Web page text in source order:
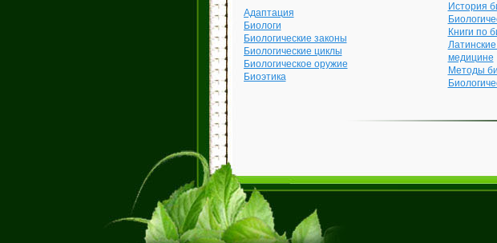
Адаптация
Биологи
Биологические законы
Биологические циклы
Биологическое оружие
Биоэтика
История
Книги по
медицине
Методы